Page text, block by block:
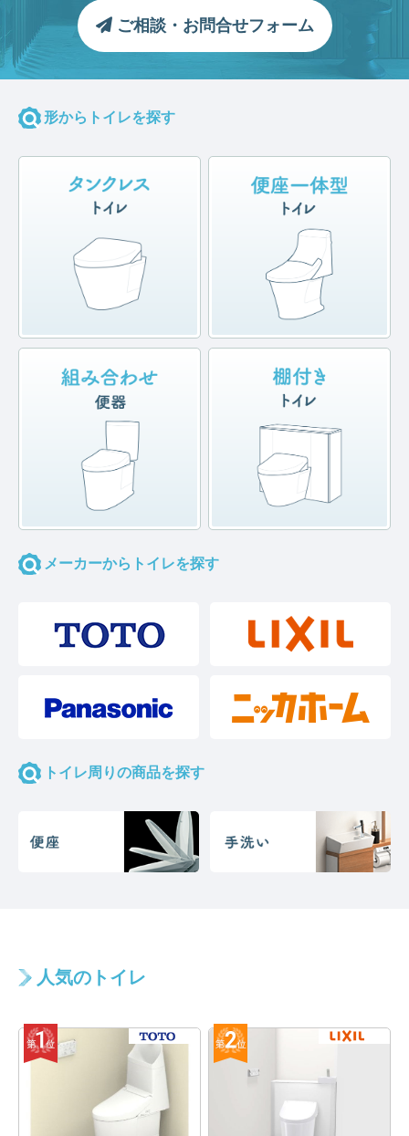
ご相談・お問合せフォーム
形からトイレを探す
メーカーからトイレを探す
トイレ周りの商品を探す
人気のトイレ